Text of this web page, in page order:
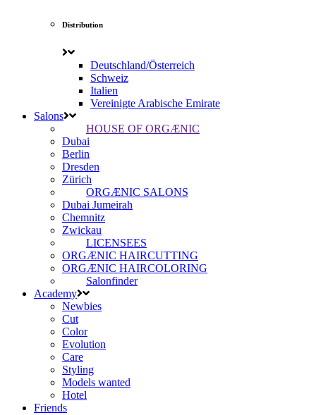
Distribution
Deutschland/Österreich
Schweiz
Italien
Vereinigte Arabische Emirate
Salons
HOUSE OF ORGÆNIC
Dubai
Berlin
Dresden
Zürich
ORGÆNIC SALONS
Dubai Jumeirah
Chemnitz
Zwickau
LICENSEES
ORGÆNIC HAIRCUTTING
ORGÆNIC HAIRCOLORING
Salonfinder
Academy
Newbies
Cut
Color
Evolution
Care
Styling
Models wanted
Hotel
Friends